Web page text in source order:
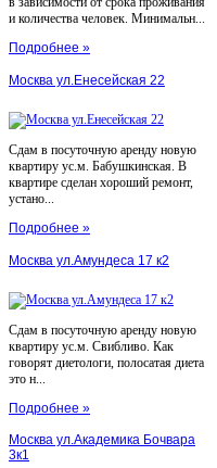
и количества человек. Минимальн...
Подробнее »
Москва ул.Енесейская 22
Сдам в посуточную аренду новую
квартиру ус.м. Бабушкинская. В
квартире сделан хороший ремонт,
устано...
Подробнее »
Москва ул.Амундеса 17 к2
Сдам в посуточную аренду новую
квартиру ус.м. Свибливо. Как
говорят диетологи, полосатая диета
это н...
Подробнее »
Москва ул.Академика Бочвара
3к1